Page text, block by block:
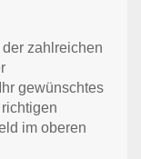
zahlreichen
gewünschtes
im oberen